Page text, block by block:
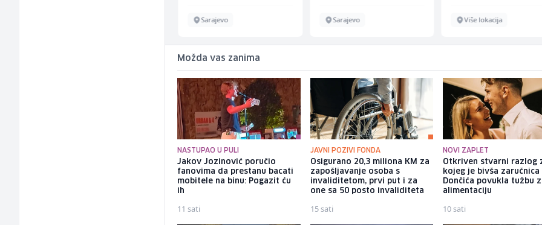
Sarajevo Sarajevo Više lokacija
Možda vas zanima
NASTUPAO U PULI
Jakov Jozinović poručio
fanovima da prestanu bacati
mobitele na binu: Pogazit ću
ih
11 sati
JAVNI POZIVI FONDA
Osigurano 20,3 miliona KM za
zapošljavanje osoba s
invaliditetom, prvi put i za
one sa 50 posto invaliditeta
15 sati
NOVI ZAPLET
Otkriven stvarni razlog
kojeg je bivša zaručnica
Dončića povukla tužbu
alimentaciju
10 sati